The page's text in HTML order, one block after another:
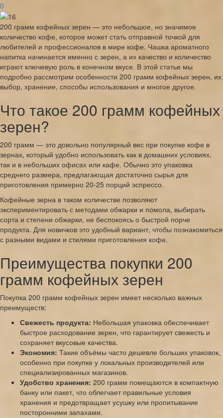
0
200 грамм кофейных зерен — это небольшое, но значимое
количество кофе, которое может стать отправной точкой для
любителей и профессионалов в мире кофе. Чашка ароматного
напитка начинается именно с зерен, а их качество и количество
играют ключевую роль в конечном вкусе. В этой статье мы
подробно рассмотрим особенности 200 грамм кофейных зерен, их
выбор, хранение, способы использования и многое другое.
Что такое 200 грамм кофейных
зерен?
200 грамм — это довольно популярный вес при покупке кофе в
зернах, который удобно использовать как в домашних условиях,
так и в небольших офисах или кафе. Обычно это упаковка
среднего размера, предлагающая достаточно сырья для
приготовления примерно 20-25 порций эспрессо.
Кофейные зерна в таком количестве позволяют
экспериментировать с методами обжарки и помола, выбирать
сорта и степени обжарки, не беспокоясь о быстрой порче
продукта. Для новичков это удобный вариант, чтобы познакомиться
с разными видами и стилями приготовления кофе.
Преимущества покупки 200
грамм кофейных зерен
Покупка 200 грамм кофейных зерен имеет несколько важных
преимуществ:
Свежесть продукта: Небольшая упаковка обеспечивает
быстрое расходование зерен, что гарантирует свежесть и
сохраняет вкусовые качества.
Экономия: Такие объёмы часто дешевле больших упаковок,
особенно при покупке у локальных производителей или
специализированных магазинов.
Удобство хранения: 200 грамм помещаются в компактную
банку или пакет, что облегчает правильные условия
хранения и предотвращает усушку или пропитывание
посторонними запахами.